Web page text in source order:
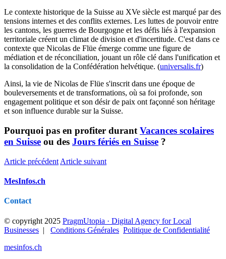
Le contexte historique de la Suisse au XVe siècle est marqué par des
tensions internes et des conflits externes. Les luttes de pouvoir entre
les cantons, les guerres de Bourgogne et les défis liés à l'expansion
territoriale créent un climat de division et d'incertitude. C'est dans ce
contexte que Nicolas de Flüe émerge comme une figure de
médiation et de réconciliation, jouant un rôle clé dans l'unification et
la consolidation de la Confédération helvétique. (universalis.fr)
Ainsi, la vie de Nicolas de Flüe s'inscrit dans une époque de
bouleversements et de transformations, où sa foi profonde, son
engagement politique et son désir de paix ont façonné son héritage
et son influence durable sur la Suisse.
Pourquoi pas en profiter durant Vacances scolaires
en Suisse ou des Jours fériés en Suisse ?
Article précédent Article suivant
MesInfos.ch
Contact
© copyright 2025 PragmUtopia · Digital Agency for Local
Businesses | Conditions Générales Politique de Confidentialité
mesinfos.ch